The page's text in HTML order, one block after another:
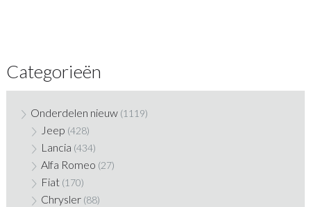
Categorieën
Onderdelen nieuw (1119)
Jeep (428)
Lancia (434)
Alfa Romeo (27)
Fiat (170)
Chrysler (88)